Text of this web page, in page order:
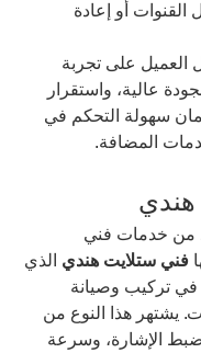
أو إعادة
العميل على تجربة
عالية، واستقرار
سهولة التحكم في
المضافة.
هندي
من خدمات فني
فني ستلايت هندي الذي
في تركيب وصيانة
يشتهر هذا النوع من
ضبط الإشارة، وسرعة